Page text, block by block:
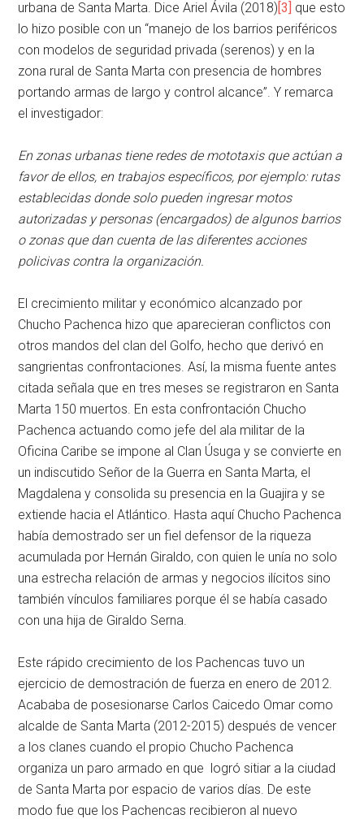
urbana de Santa Marta. Dice Ariel Ávila (2018)[3] que esto
lo hizo posible con un “manejo de los barrios periféricos
con modelos de seguridad privada (serenos) y en la
zona rural de Santa Marta con presencia de hombres
portando armas de largo y control alcance”. Y remarca
el investigador:
En zonas urbanas tiene redes de mototaxis que actúan a
favor de ellos, en trabajos específicos, por ejemplo: rutas
establecidas donde solo pueden ingresar motos
autorizadas y personas (encargados) de algunos barrios
o zonas que dan cuenta de las diferentes acciones
policivas contra la organización.
El crecimiento militar y económico alcanzado por
Chucho Pachenca hizo que aparecieran conflictos con
otros mandos del clan del Golfo, hecho que derivó en
sangrientas confrontaciones. Así, la misma fuente antes
citada señala que en tres meses se registraron en Santa
Marta 150 muertos. En esta confrontación Chucho
Pachenca actuando como jefe del ala militar de la
Oficina Caribe se impone al Clan Úsuga y se convierte en
un indiscutido Señor de la Guerra en Santa Marta, el
Magdalena y consolida su presencia en la Guajira y se
extiende hacia el Atlántico. Hasta aquí Chucho Pachenca
había demostrado ser un fiel defensor de la riqueza
acumulada por Hernán Giraldo, con quien le unía no solo
una estrecha relación de armas y negocios ilícitos sino
también vínculos familiares porque él se había casado
con una hija de Giraldo Serna.
Este rápido crecimiento de los Pachencas tuvo un
ejercicio de demostración de fuerza en enero de 2012.
Acababa de posesionarse Carlos Caicedo Omar como
alcalde de Santa Marta (2012-2015) después de vencer
a los clanes cuando el propio Chucho Pachenca
organiza un paro armado en que logró sitiar a la ciudad
de Santa Marta por espacio de varios días. De este
modo fue que los Pachencas recibieron al nuevo